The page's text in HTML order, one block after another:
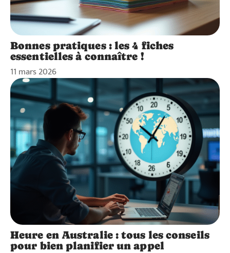
Bonnes pratiques : les 4 fiches
essentielles à connaître !
11 mars 2026
Heure en Australie : tous les conseils
pour bien planifier un appel